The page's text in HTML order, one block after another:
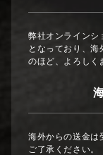
弊社オンラインシ
となっており、
のほど、よろしく
海外からの送金は
ご了承ください。